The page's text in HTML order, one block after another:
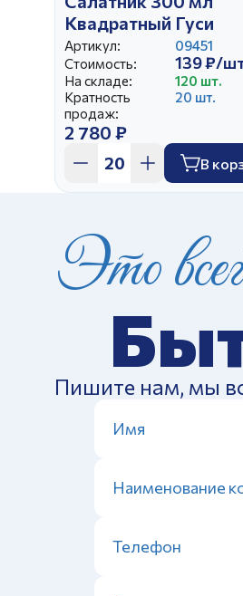
Квадратный Гуси
Артикул:
09451
Стоимость:
139 ₽/
На складе:
120 шт.
Кратность
продаж:
20 шт.
2 780 ₽
В
Это
Пишите нам, мы